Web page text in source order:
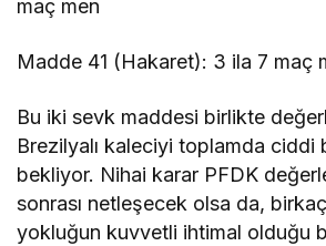
maç men
Madde 41 (Hakaret): 3 ila 7 maç
Bu iki sevk maddesi birlikte
Brezilyalı kaleciyi toplamda ciddi
bekliyor. Nihai karar PFDK
sonrası netleşecek olsa da,
yokluğun kuvvetli ihtimal olduğu